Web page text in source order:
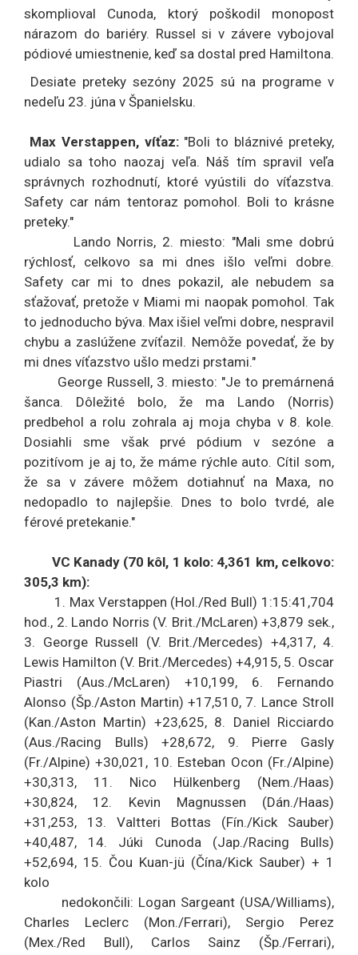
skomplioval Cunoda, ktorý poškodil monopost
nárazom do bariéry. Russel si v závere vybojoval
pódiové umiestnenie, keď sa dostal pred Hamiltona.
Desiate preteky sezóny 2025 sú na programe v
nedeľu 23. júna v Španielsku.
Max Verstappen, víťaz:"Boli to bláznivé preteky,
udialo sa toho naozaj veľa. Náš tím spravil veľa
správnych rozhodnutí, ktoré vyústili do víťazstva.
Safety car nám tentoraz pomohol. Boli to krásne
preteky."
Lando Norris, 2. miesto: "Mali sme dobrú
rýchlosť, celkovo sa mi dnes išlo veľmi dobre.
Safety car mi to dnes pokazil, ale nebudem sa
sťažovať, pretože v Miami mi naopak pomohol. Tak
to jednoducho býva. Max išiel veľmi dobre, nespravil
chybu a zaslúžene zvíťazil. Nemôže povedať, že by
mi dnes víťazstvo ušlo medzi prstami."
George Russell, 3. miesto: "Je to premárnená
šanca. Dôležité bolo, že ma Lando (Norris)
predbehol a rolu zohrala aj moja chyba v 8. kole.
Dosiahli sme však prvé pódium v sezóne a
pozitívom je aj to, že máme rýchle auto. Cítil som,
že sa v závere môžem dotiahnuť na Maxa, no
nedopadlo to najlepšie. Dnes to bolo tvrdé, ale
férové pretekanie."
VC Kanady (70 kôl, 1 kolo: 4,361 km, celkovo:
305,3 km):
1. Max Verstappen (Hol./Red Bull) 1:15:41,704
hod., 2. Lando Norris (V. Brit./McLaren) +3,879 sek.,
3. George Russell (V. Brit./Mercedes) +4,317, 4.
Lewis Hamilton (V. Brit./Mercedes) +4,915, 5. Oscar
Piastri (Aus./McLaren) +10,199, 6. Fernando
Alonso (Šp./Aston Martin) +17,510, 7. Lance Stroll
(Kan./Aston Martin) +23,625, 8. Daniel Ricciardo
(Aus./Racing Bulls) +28,672, 9. Pierre Gasly
(Fr./Alpine) +30,021, 10. Esteban Ocon (Fr./Alpine)
+30,313, 11. Nico Hülkenberg (Nem./Haas)
+30,824, 12. Kevin Magnussen (Dán./Haas)
+31,253, 13. Valtteri Bottas (Fín./Kick Sauber)
+40,487, 14. Júki Cunoda (Jap./Racing Bulls)
+52,694, 15. Čou Kuan-jü (Čína/Kick Sauber) + 1
kolo
nedokončili: Logan Sargeant (USA/Williams),
Charles Leclerc (Mon./Ferrari), Sergio Perez
(Mex./Red Bull), Carlos Sainz (Šp./Ferrari),